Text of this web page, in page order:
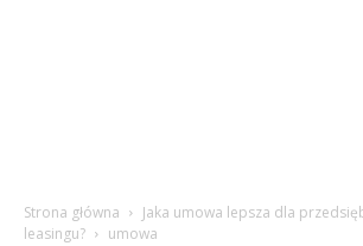
Strona główna
Jaka umowa lepsza dla
leasingu?
umowa